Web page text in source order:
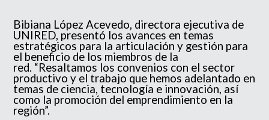
Bibiana López Acevedo, directora ejecutiva de
UNIRED, presentó los avances en temas
estratégicos para la articulación y gestión para
el beneficio de los miembros de la
red. “Resaltamos los convenios con el sector
productivo y el trabajo que hemos adelantado en
temas de ciencia, tecnología e innovación, así
como la promoción del emprendimiento en la
región”.